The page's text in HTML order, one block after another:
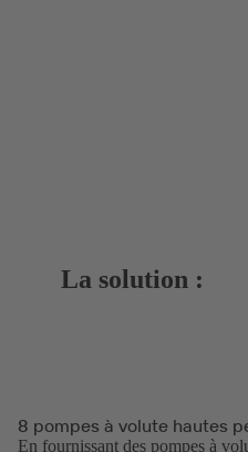
La solution :
8 pompes à volute hautes
En fournissant des pompes à